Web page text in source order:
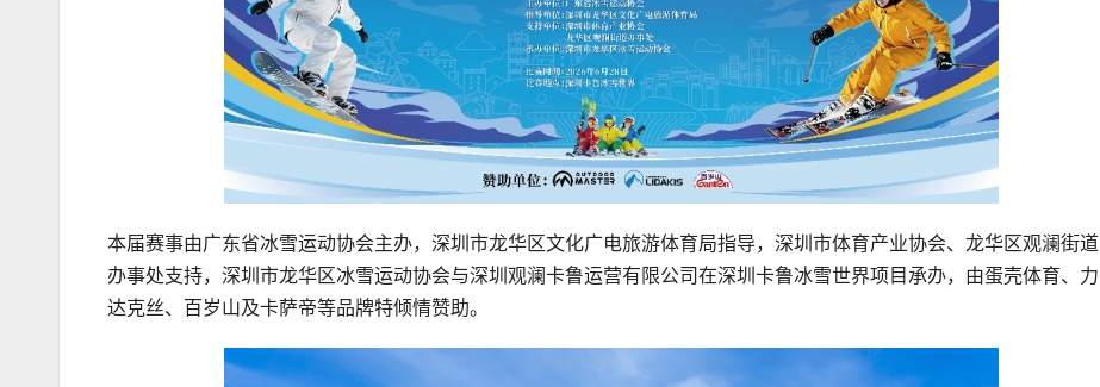
本届赛事由广东省冰雪运动协会主办，深圳市龙华区文化广电旅游体育局指导，深圳市体育产业协会、龙华区观澜街道
办事处支持，深圳市龙华区冰雪运动协会与深圳观澜卡鲁运营有限公司在深圳卡鲁冰雪世界项目承办，由蛋壳体育、力
达克丝、百岁山及卡萨帝等品牌特倾情赞助。